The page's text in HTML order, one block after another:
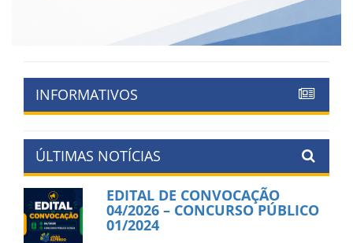
INFORMATIVOS
ÚLTIMAS NOTÍCIAS
EDITAL DE CONVOCAÇÃO
04/2026 – CONCURSO PÚBLICO
01/2024